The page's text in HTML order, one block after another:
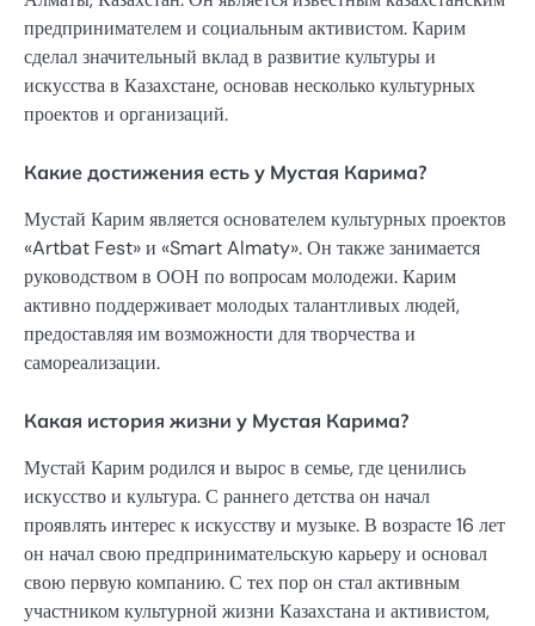
предпринимателем и социальным активистом. Карим
сделал значительный вклад в развитие культуры и
искусства в Казахстане, основав несколько культурных
проектов и организаций.
Какие достижения есть у Мустая Карима?
Мустай Карим является основателем культурных проектов
«Artbat Fest» и «Smart Almaty». Он также занимается
руководством в ООН по вопросам молодежи. Карим
активно поддерживает молодых талантливых людей,
предоставляя им возможности для творчества и
самореализации.
Какая история жизни у Мустая Карима?
Мустай Карим родился и вырос в семье, где ценились
искусство и культура. С раннего детства он начал
проявлять интерес к искусству и музыке. В возрасте 16 лет
он начал свою предпринимательскую карьеру и основал
свою первую компанию. С тех пор он стал активным
участником культурной жизни Казахстана и активистом,